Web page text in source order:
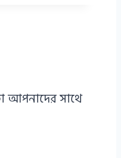
আপনাদের সাথে